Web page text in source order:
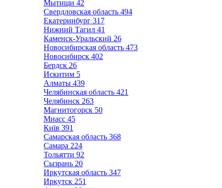
Мытищи 42
Свердловская область 494
Екатеринбург 317
Нижний Тагил 41
Каменск-Уральский 26
Новосибирская область 473
Новосибирск 402
Бердск 26
Искитим 5
Алматы 439
Челябинская область 421
Челябинск 263
Магнитогорск 50
Миасс 45
Київ 391
Самарская область 368
Самара 224
Тольятти 92
Сызрань 20
Иркутская область 347
Иркутск 251